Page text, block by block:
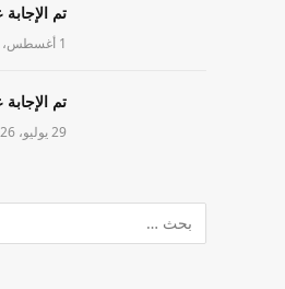
تم
1 أغسطس، 2026
تم
29 يوليو، 2026